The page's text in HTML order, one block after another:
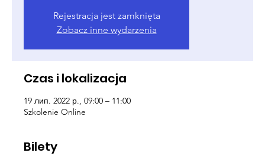
Rejestracja jest zamknięta
Zobacz inne wydarzenia
Czas i lokalizacja
19 лип. 2022 р., 09:00 – 11:00
Szkolenie Online
Bilety